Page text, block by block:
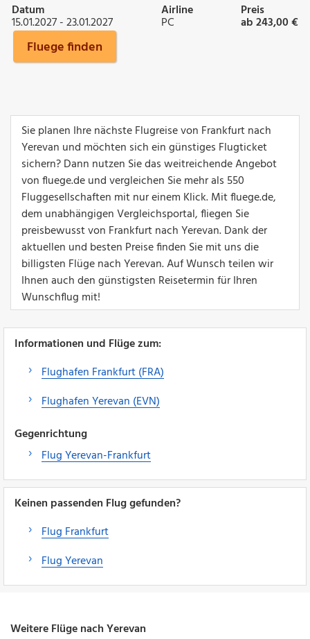
Datum
15.01.2027 - 23.01.2027
Airline
PC
Preis
ab 243,00 €
Fluege finden
Sie planen Ihre nächste Flugreise von Frankfurt nach
Yerevan und möchten sich ein günstiges Flugticket
sichern? Dann nutzen Sie das weitreichende Angebot
von fluege.de und vergleichen Sie mehr als 550
Fluggesellschaften mit nur einem Klick. Mit fluege.de,
dem unabhängigen Vergleichsportal, fliegen Sie
preisbewusst von Frankfurt nach Yerevan. Dank der
aktuellen und besten Preise finden Sie mit uns die
billigsten Flüge nach Yerevan. Auf Wunsch teilen wir
Ihnen auch den günstigsten Reisetermin für Ihren
Wunschflug mit!
Informationen und Flüge zum:
Flughafen Frankfurt (FRA)
Flughafen Yerevan (EVN)
Gegenrichtung
Flug Yerevan-Frankfurt
Keinen passenden Flug gefunden?
Flug Frankfurt
Flug Yerevan
Weitere Flüge nach Yerevan